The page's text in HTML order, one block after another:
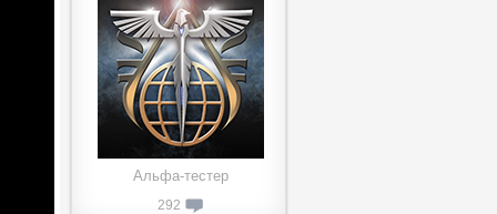
Альфа-тестер
292